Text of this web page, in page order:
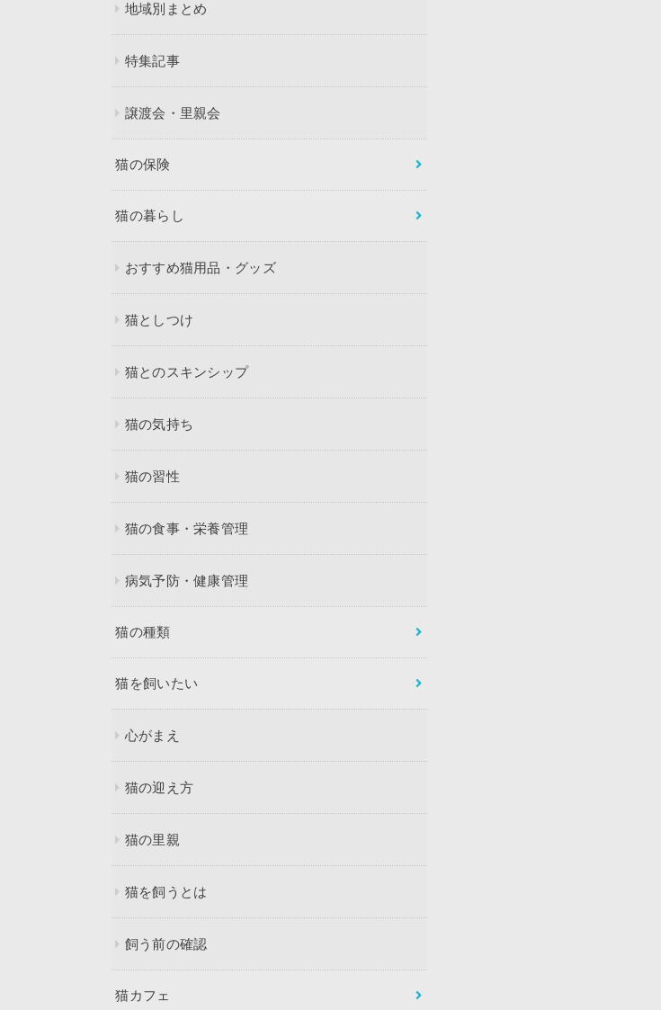
地域別まとめ
特集記事
譲渡会・里親会
猫の保険
猫の暮らし
おすすめ猫用品・グッズ
猫としつけ
猫とのスキンシップ
猫の気持ち
猫の習性
猫の食事・栄養管理
病気予防・健康管理
猫の種類
猫を飼いたい
心がまえ
猫の迎え方
猫の里親
猫を飼うとは
飼う前の確認
猫カフェ